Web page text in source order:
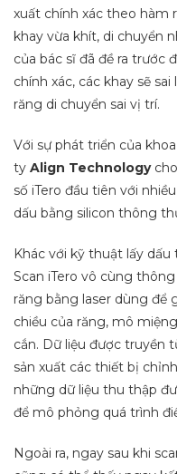
xuất chính xác theo hàm
khay vừa khít, di chuyển
của bác sĩ đã đề ra trước
chính xác, các khay sẽ
răng di chuyển sai vị trí.
Với sự phát triển của
ty Align Technology
số iTero đầu tiên với
dấu bằng silicon thông
Khác với kỹ thuật lấy
Scan iTero vô cùng
răng bằng laser dùng để
chiều của răng, mô
cắn. Dữ liệu được truyền
sản xuất các thiết bị
những dữ liệu thu thập
để mô phỏng quá trình
Ngoài ra, ngay sau khi